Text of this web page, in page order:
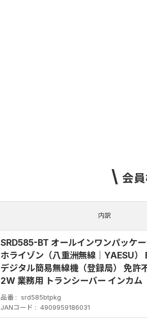
\ 会
内訳
SRD585-BT オールインワンパッケ
ホライゾン（八重洲無線｜YAESU
デジタル簡易無線機（登録局） 免許
2W 業務用 トランシーバー インカム
品番
srd585btpkg
JANコード
4909959186031